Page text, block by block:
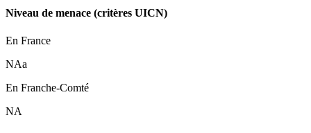
Niveau de menace (critères UICN)
En France
NAa
En Franche-Comté
NA